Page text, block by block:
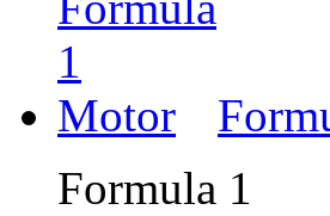
Formula 1